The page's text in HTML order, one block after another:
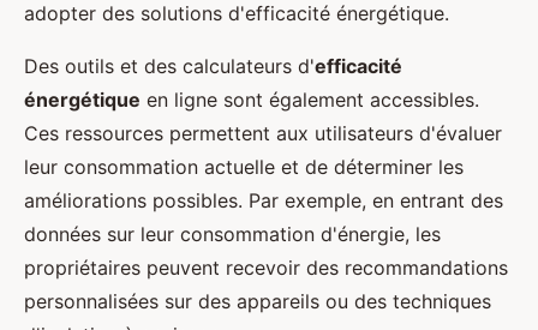
adopter des solutions d'efficacité énergétique.
Des outils et des calculateurs d'efficacité
énergétique en ligne sont également accessibles.
Ces ressources permettent aux utilisateurs d'évaluer
leur consommation actuelle et de déterminer les
améliorations possibles. Par exemple, en entrant des
données sur leur consommation d'énergie, les
propriétaires peuvent recevoir des recommandations
personnalisées sur des appareils ou des techniques